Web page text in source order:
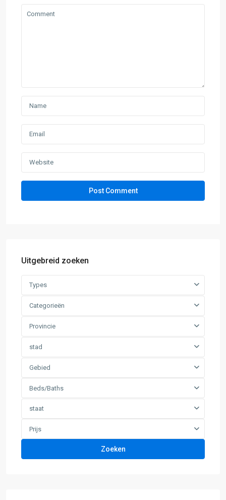
Uitgebreid zoeken
Types
Categorieën
Provincie
stad
Gebied
Beds/Baths
staat
Prijs
Zoeken